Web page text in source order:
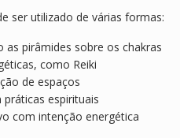
ser utilizado de várias formas:
pirâmides sobre os chakras
como Reiki
de espaços
espirituais
com intenção energética